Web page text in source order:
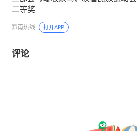
二等奖
黔南热线 打开APP
评论